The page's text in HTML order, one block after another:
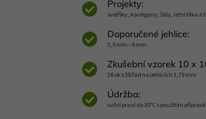
Projekty:
svetříky, kardigany, šály, letní tílka a
Doporučené jehlice:
2,5 mm - 4 mm
Zkušební vzorek 10 x
28 ok x 38 řad na jehlicích 3,75 mm
Údržba:
ruční praní do 30°C s použitím